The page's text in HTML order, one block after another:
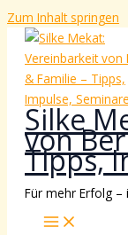
Zum Inhalt springen
Silke
von
Tipps,
Für mehr Erfolg –